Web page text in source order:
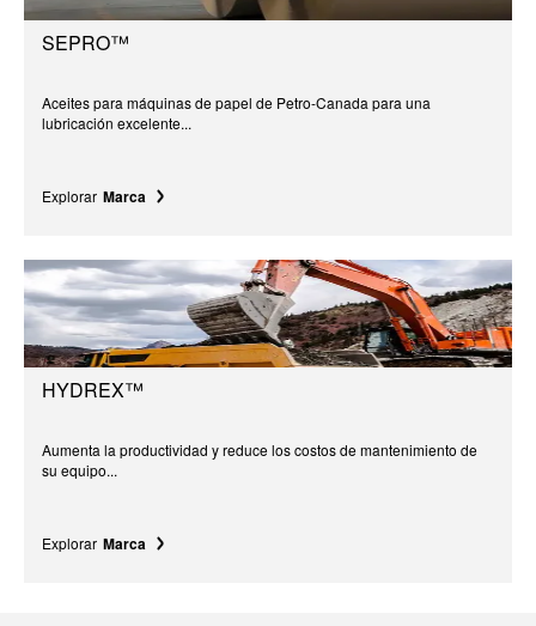
SEPRO™
Aceites para máquinas de papel de Petro-Canada para una
lubricación excelente...
Explorar Marca
HYDREX™
Aumenta la productividad y reduce los costos de mantenimiento de
su equipo...
Explorar Marca